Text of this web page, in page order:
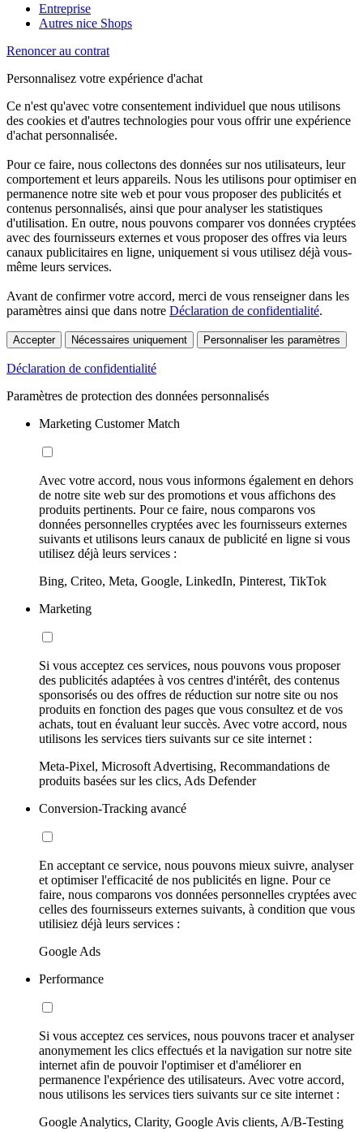
Entreprise
Autres nice Shops
Renoncer au contrat
Personnalisez votre expérience d'achat
Ce n'est qu'avec votre consentement individuel que nous utilisons
des cookies et d'autres technologies pour vous offrir une expérience
d'achat personnalisée.
Pour ce faire, nous collectons des données sur nos utilisateurs, leur
comportement et leurs appareils. Nous les utilisons pour optimiser en
permanence notre site web et pour vous proposer des publicités et
contenus personnalisés, ainsi que pour analyser les statistiques
d'utilisation. En outre, nous pouvons comparer vos données cryptées
avec des fournisseurs externes et vous proposer des offres via leurs
canaux publicitaires en ligne, uniquement si vous utilisez déjà vous-
même leurs services.
Avant de confirmer votre accord, merci de vous renseigner dans les
paramètres ainsi que dans notre Déclaration de confidentialité.
Accepter Nécessaires uniquement Personnaliser les paramètres
Déclaration de confidentialité
Paramètres de protection des données personnalisés
Marketing Customer Match
Avec votre accord, nous vous informons également en dehors
de notre site web sur des promotions et vous affichons des
produits pertinents. Pour ce faire, nous comparons vos
données personnelles cryptées avec les fournisseurs externes
suivants et utilisons leurs canaux de publicité en ligne si vous
utilisez déjà leurs services :
Bing, Criteo, Meta, Google, LinkedIn, Pinterest, TikTok
Marketing
Si vous acceptez ces services, nous pouvons vous proposer
des publicités adaptées à vos centres d'intérêt, des contenus
sponsorisés ou des offres de réduction sur notre site ou nos
produits en fonction des pages que vous consultez et de vos
achats, tout en évaluant leur succès. Avec votre accord, nous
utilisons les services tiers suivants sur ce site internet :
Meta-Pixel, Microsoft Advertising, Recommandations de
produits basées sur les clics, Ads Defender
Conversion-Tracking avancé
En acceptant ce service, nous pouvons mieux suivre, analyser
et optimiser l'efficacité de nos publicités en ligne. Pour ce
faire, nous comparons vos données personnelles cryptées avec
celles des fournisseurs externes suivants, à condition que vous
utilisiez déjà leurs services :
Google Ads
Performance
Si vous acceptez ces services, nous pouvons tracer et analyser
anonymement les clics effectués et la navigation sur notre site
internet afin de pouvoir l'optimiser et d'améliorer en
permanence l'expérience des utilisateurs. Avec votre accord,
nous utilisons les services tiers suivants sur ce site internet :
Google Analytics, Clarity, Google Avis clients, A/B-Testing